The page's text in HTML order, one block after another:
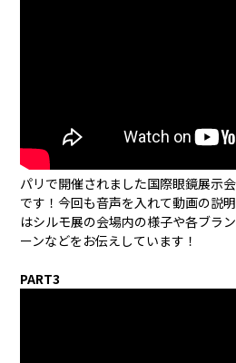
パリで開催されました国際眼鏡展示
です！今回も音声を入れて動画の説
はシルモ展の会場内の様子や各ブラ
ーンなどをお伝えしています！
PART3